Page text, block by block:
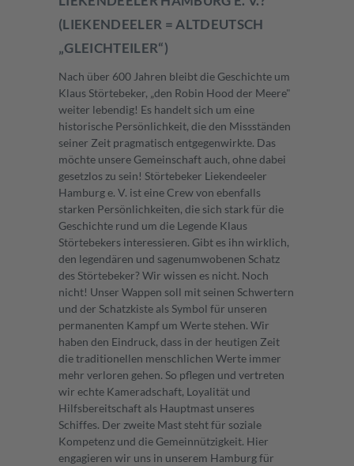
(LIEKENDEELER = ALTDEUTSCH
„GLEICHTEILER“)
Nach über 600 Jahren bleibt die Geschichte um
Klaus Störtebeker, „den Robin Hood der Meere"
weiter lebendig! Es handelt sich um eine
historische Persönlichkeit, die den Missständen
seiner Zeit pragmatisch entgegenwirkte. Das
möchte unsere Gemeinschaft auch, ohne dabei
gesetzlos zu sein! Störtebeker Liekendeeler
Hamburg e. V. ist eine Crew von ebenfalls
starken Persönlichkeiten, die sich stark für die
Geschichte rund um die Legende Klaus
Störtebekers interessieren. Gibt es ihn wirklich,
den legendären und sagenumwobenen Schatz
des Störtebeker? Wir wissen es nicht. Noch
nicht! Unser Wappen soll mit seinen Schwertern
und der Schatzkiste als Symbol für unseren
permanenten Kampf um Werte stehen. Wir
haben den Eindruck, dass in der heutigen Zeit
die traditionellen menschlichen Werte immer
mehr verloren gehen. So pflegen und vertreten
wir echte Kameradschaft, Loyalität und
Hilfsbereitschaft als Hauptmast unseres
Schiffes. Der zweite Mast steht für soziale
Kompetenz und die Gemeinnützigkeit. Hier
engagieren wir uns in unserem Hamburg für